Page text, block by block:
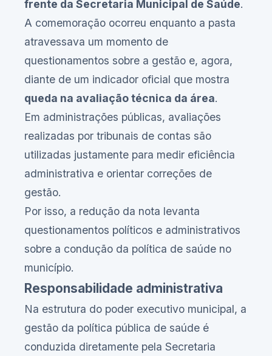
frente da Secretaria Municipal de Saúde.
A comemoração ocorreu enquanto a pasta
atravessava um momento de
questionamentos sobre a gestão e, agora,
diante de um indicador oficial que mostra
queda na avaliação técnica da área.
Em administrações públicas, avaliações
realizadas por tribunais de contas são
utilizadas justamente para medir eficiência
administrativa e orientar correções de
gestão.
Por isso, a redução da nota levanta
questionamentos políticos e administrativos
sobre a condução da política de saúde no
município.
Responsabilidade administrativa
Na estrutura do poder executivo municipal, a
gestão da política pública de saúde é
conduzida diretamente pela Secretaria